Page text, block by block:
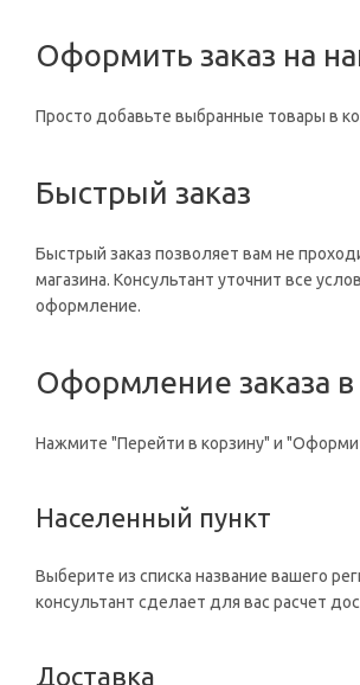
Оформить заказ на
Просто добавьте выбранные товары в
Быстрый заказ
Быстрый заказ позволяет вам не
магазина. Консультант уточнит все
оформление.
Оформление заказа
Нажмите "Перейти в корзину" и
Населенный пункт
Выберите из списка название вашего
консультант сделает для вас расчет
Доставка